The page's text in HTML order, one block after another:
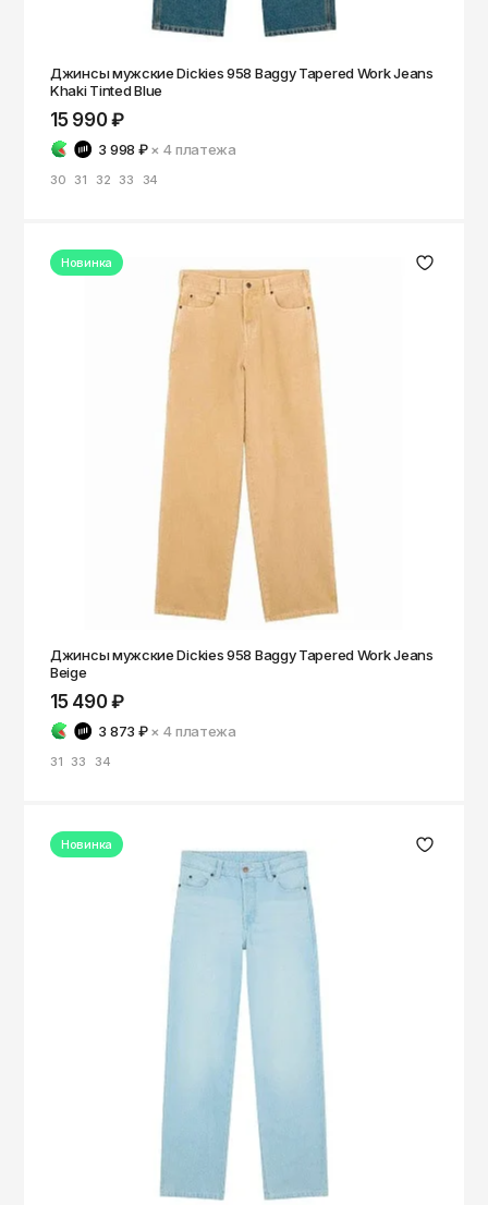
Джинсы мужские Dickies 958 Baggy Tapered Work Jeans
Khaki Tinted Blue
15 990 ₽
3 998 ₽ × 4платежа
30 31 32 33 34
Новинка
Джинсы мужские Dickies 958 Baggy Tapered Work Jeans
Beige
15 490 ₽
3 873 ₽ × 4платежа
31 33 34
Новинка